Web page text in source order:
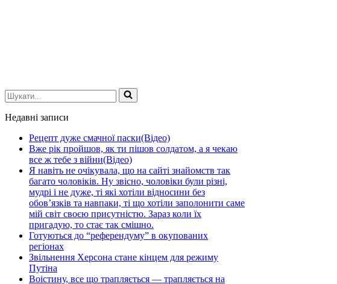
Шукати...
Недавні записи
Рецепт дуже смачної паски(Відео)
Вже рік пройшов, як ти пішов солдатом, а я чекаю
все ж тебе з війни(Відео)
Я навіть не очікувала, що на сайті знайомств так
багато чоловіків. Ну звісно, чоловіки були різні,
мудрі і не дуже, ті які хотіли відносини без
обов’язків та навпаки, ті що хотіли заполонити саме
мій світ своєю присутністю. Зараз коли їх
пригадую, то стає так смішно.
Готуються до “референдуму” в окупованих
регіонах
Звільнення Херсона стане кінцем для режиму
Путіна
Воістину, все що трапляється — трапляється на